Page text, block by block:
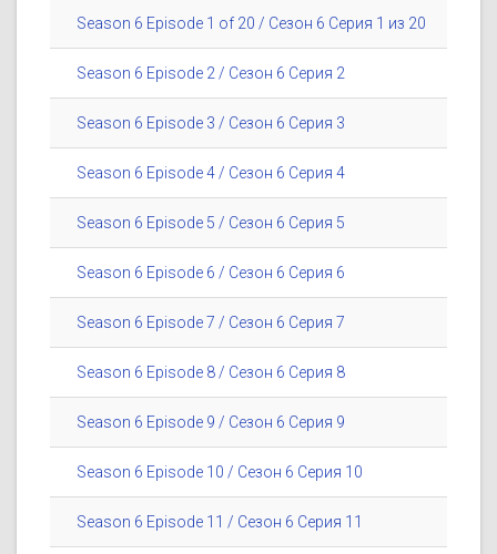
Season 6 Episode 1 of 20 / Сезон 6 Серия 1 из 20
Season 6 Episode 2 / Сезон 6 Серия 2
Season 6 Episode 3 / Сезон 6 Серия 3
Season 6 Episode 4 / Сезон 6 Серия 4
Season 6 Episode 5 / Сезон 6 Серия 5
Season 6 Episode 6 / Сезон 6 Серия 6
Season 6 Episode 7 / Сезон 6 Серия 7
Season 6 Episode 8 / Сезон 6 Серия 8
Season 6 Episode 9 / Сезон 6 Серия 9
Season 6 Episode 10 / Сезон 6 Серия 10
Season 6 Episode 11 / Сезон 6 Серия 11